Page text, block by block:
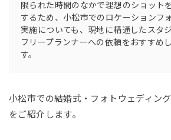
限られた時間のなかで理想のショット
するため、小松市でのロケーションフ
実施についても、現地に精通したスタ
フリープランナーへの依頼をおすすめ
す。
小松市での結婚式・フォトウェディン
をご紹介します。